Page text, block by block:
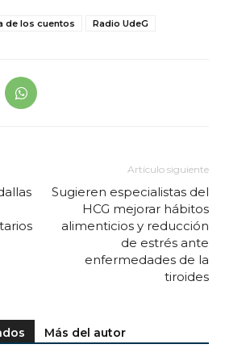
de los cuentos Radio UdeG
Artículo siguiente
Sugieren especialistas del
HCG mejorar hábitos
alimenticios y reducción
de estrés ante
enfermedades de la
tiroides
Más del autor